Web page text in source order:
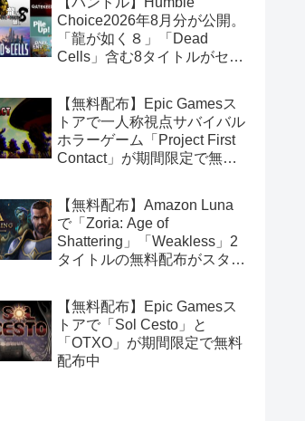
Choice2026年8月分が公開。
「龍が如く８」「Dead
Cells」含む8タイトルがセッ
【無料配布】Epic Gamesス
トアで一人称視点サバイバル
ホラーゲーム「Project First
Contact」が期間限定で無料
【無料配布】Amazon Luna
で「Zoria: Age of
Shattering」「Weakless」2
タイトルの無料配布がスター
定）
【無料配布】Epic Gamesス
トアで「Sol Cesto」と
「OTXO」が期間限定で無料
配布中